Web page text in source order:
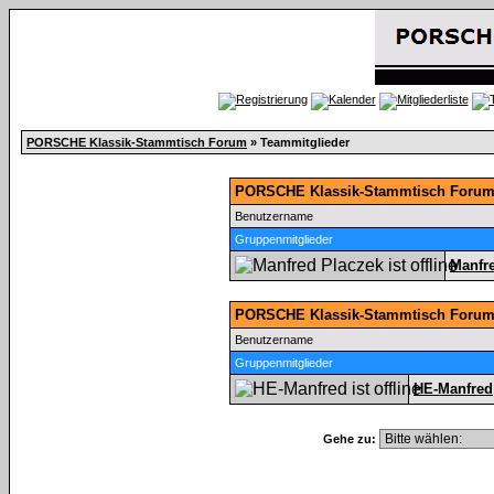
PORSCHE Klassik-Stammtisch Forum » Teammitglieder
PORSCHE Klassik-Stammtisch
Benutzername
Gruppenmitglieder
PORSCHE Klassik-Stammtisch
Benutzername
Gruppenmitglieder
HE-Manfred
Gehe zu: